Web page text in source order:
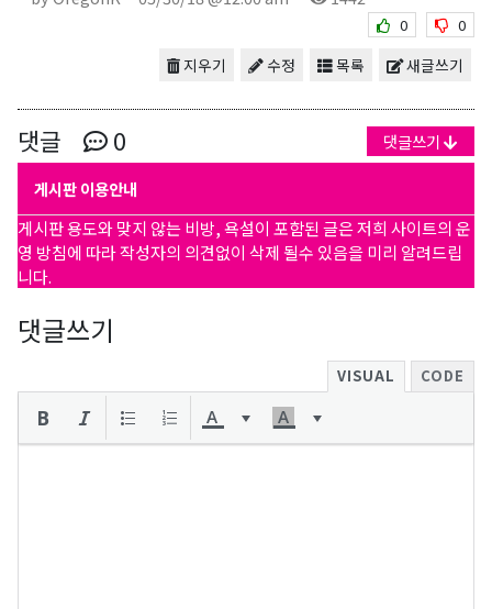
0 0
새글쓰기
목록
수정
지우기
댓글 0 댓글쓰기
게시판 이용안내
게시판 용도와 맞지 않는 비방, 욕설이 포함된 글은 저희 사이트의 운
영 방침에 따라 작성자의 의견없이 삭제 될수 있음을 미리 알려드립
니다.
댓글쓰기
VISUAL CODE